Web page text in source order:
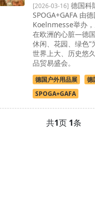
[2026-03-16] 德国科
SPOGA+GAFA 由
Koelnmesse举办
在欧洲的心脏—德
休闲、花园、绿色
世界上大、历史悠
品贸易盛会。
德国户外用品展
德
SPOGA+GAFA
共1页 1条